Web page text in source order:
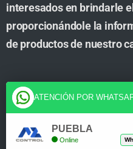
interesados en brindarle
proporcionándole la
de productos de nuestro
Cuenta
Tienda
ATENCIÓN POR
PUEBLA
Online